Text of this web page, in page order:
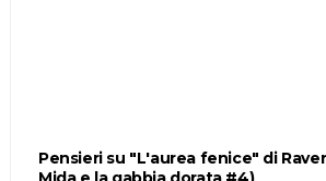
Pensieri su "L'aurea fenice" di